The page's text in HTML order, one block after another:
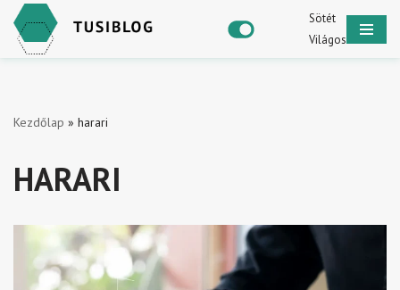
Skip
Sötét
Világos
Kezdőlap » harari
HARARI